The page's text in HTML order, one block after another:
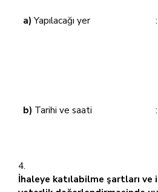
a)Yapılacağı yer :
b) Tarihi ve saati :
İhaleye katılabilme şartları